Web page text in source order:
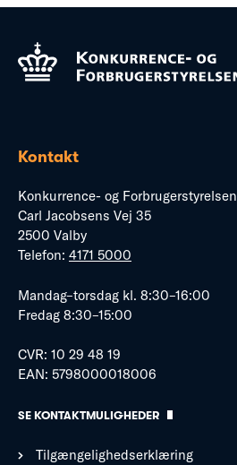
Kontakt
Konkurrence- og Forbrugerstyrelsen
Carl Jacobsens Vej 35
2500 Valby
Telefon: 4171 5000
Mandag–torsdag kl. 8:30–16:00
Fredag 8:30–15:00
CVR: 10 29 48 19
EAN: 5798000018006
SE KONTAKTMULIGHEDER
Tilgængelighedserklæring